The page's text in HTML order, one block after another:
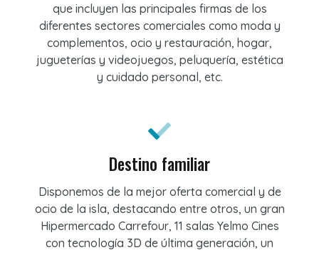
que incluyen las principales firmas de los
diferentes sectores comerciales como moda y
complementos, ocio y restauración, hogar,
jugueterías y videojuegos, peluquería, estética
y cuidado personal, etc.
Destino familiar
Disponemos de la mejor oferta comercial y de
ocio de la isla, destacando entre otros, un gran
Hipermercado Carrefour, 11 salas Yelmo Cines
con tecnología 3D de última generación, un